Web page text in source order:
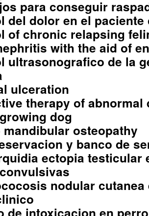
para conseguir
del dolor en el
of chronic relapsing
with the aid of
ultrasonografico de la
ulceration
therapy of abnormal
dog
osteopathy
y banco de
ectopia testicular
nodular cutanea
de intoxicacion en